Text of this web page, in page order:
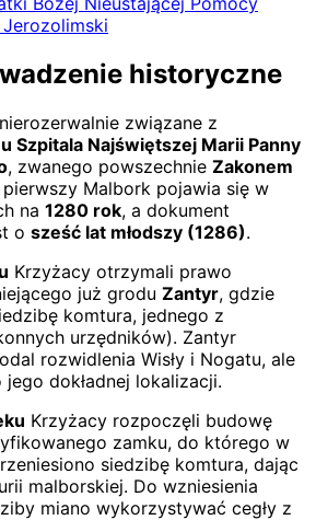
historyczne
związane z
Szpitala Najświętszej Marii Panny
, zwanego powszechnie Zakonem
pierwszy Malbork pojawia się w
na 1280 rok, a dokument
o sześć lat młodszy (1286).
Krzyżacy otrzymali prawo
już grodu Zantyr, gdzie
komtura, jednego z
urzędników). Zantyr
rozwidlenia Wisły i Nogatu, ale
dokładnej lokalizacji.
Krzyżacy rozpoczęli budowę
zamku, do którego w
siedzibę komtura, dając
malborskiej. Do wzniesienia
miano wykorzystywać cegły z